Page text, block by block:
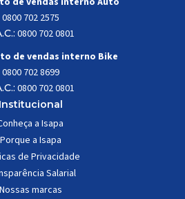
0800 702 2575
0800 702 0801
de vendas interno Bike
0800 702 8699
0800 702 0801
Institucional
a Isapa
Porque a Isapa
de Privacidade
Salarial
Nossas marcas